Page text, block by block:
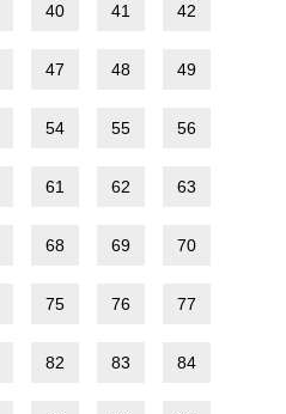
40 41 42
47 48 49
54 55 56
61 62 63
68 69 70
75 76 77
82 83 84